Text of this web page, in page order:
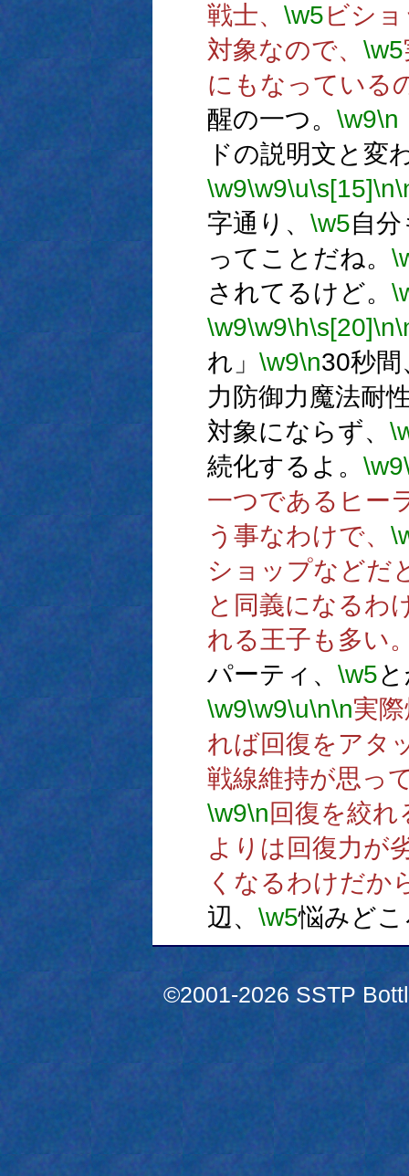
戦士、 \w5ビシ
対象なので、 \w5
にもなっている
醒の一つ。 \w9\n
ドの説明文と変
\w9\w9\u\s[15]\n
字通り、 \w5自
ってことだね。
されてるけど。
\w9\w9\h\s[20]\n
れ」 \w9\n30秒間
力防御力魔法耐
対象にならず、
続化するよ。 \w9
一つであるヒー
う事なわけで、
ショップなどだ
と同義になるわ
れる王子も多い
パーティ、 \w5
\w9\w9\u\n\n実
れば回復をアタ
戦線維持が思っ
\w9\n回復を絞れ
よりは回復力が
くなるわけだか
辺、 \w5悩みど
©2001-2026 SSTP